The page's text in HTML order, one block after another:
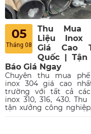
05
Tháng 08
Thu Mua
Liệu Inox
Giá Cao
Quốc | Tận
Báo Giá Ngay
Chuyên thu mua
inox 304 giá cao
trường với tất cả
inox 310, 316, 430.
tận xưởng công nghiệp,